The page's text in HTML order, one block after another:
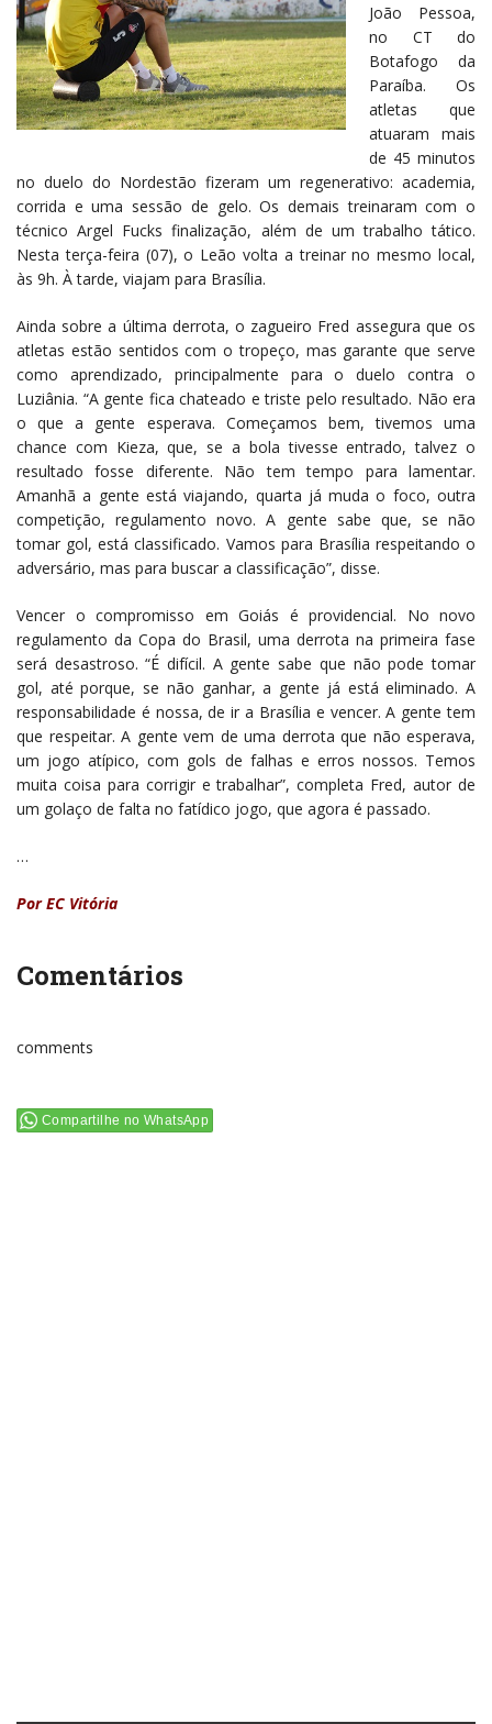
João Pessoa,
no CT do
Botafogo da
Paraíba. Os
atletas que
atuaram mais
de 45 minutos
no duelo do Nordestão fizeram um regenerativo: academia,
corrida e uma sessão de gelo. Os demais treinaram com o
técnico Argel Fucks finalização, além de um trabalho tático.
Nesta terça-feira (07), o Leão volta a treinar no mesmo local,
às 9h. À tarde, viajam para Brasília.
Ainda sobre a última derrota, o zagueiro Fred assegura que os
atletas estão sentidos com o tropeço, mas garante que serve
como aprendizado, principalmente para o duelo contra o
Luziânia. “A gente fica chateado e triste pelo resultado. Não era
o que a gente esperava. Começamos bem, tivemos uma
chance com Kieza, que, se a bola tivesse entrado, talvez o
resultado fosse diferente. Não tem tempo para lamentar.
Amanhã a gente está viajando, quarta já muda o foco, outra
competição, regulamento novo. A gente sabe que, se não
tomar gol, está classificado. Vamos para Brasília respeitando o
adversário, mas para buscar a classificação”, disse.
Vencer o compromisso em Goiás é providencial. No novo
regulamento da Copa do Brasil, uma derrota na primeira fase
será desastroso. “É difícil. A gente sabe que não pode tomar
gol, até porque, se não ganhar, a gente já está eliminado. A
responsabilidade é nossa, de ir a Brasília e vencer. A gente tem
que respeitar. A gente vem de uma derrota que não esperava,
um jogo atípico, com gols de falhas e erros nossos. Temos
muita coisa para corrigir e trabalhar”, completa Fred, autor de
um golaço de falta no fatídico jogo, que agora é passado.
…
Por EC Vitória
Comentários
comments
Compartilhe no WhatsApp